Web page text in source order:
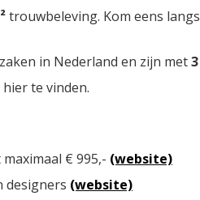
trouwbeleving. Kom eens
in Nederland en zijn met
te vinden.
€ 995,- (website)
designers (website)